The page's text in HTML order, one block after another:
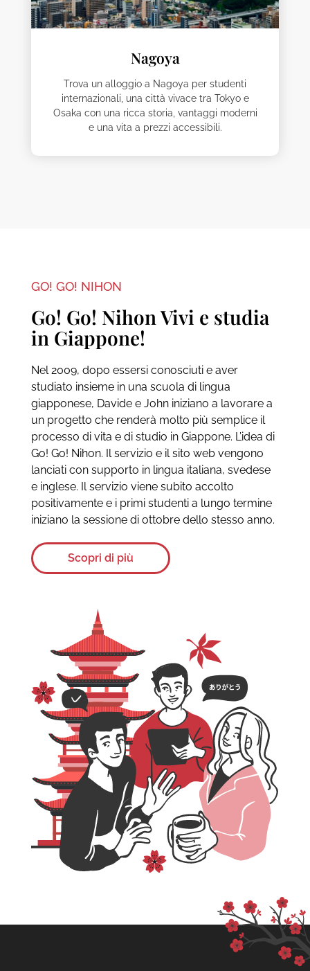
Nagoya
Trova un alloggio a Nagoya per studenti
internazionali, una città vivace tra Tokyo e
Osaka con una ricca storia, vantaggi moderni
e una vita a prezzi accessibili.
GO! GO! NIHON
Go! Go! Nihon Vivi e studia
in Giappone!
Nel 2009, dopo essersi conosciuti e aver
studiato insieme in una scuola di lingua
giapponese, Davide e John iniziano a lavorare a
un progetto che renderà molto più semplice il
processo di vita e di studio in Giappone. L’idea di
Go! Go! Nihon. Il servizio e il sito web vengono
lanciati con supporto in lingua italiana, svedese
e inglese. Il servizio viene subito accolto
positivamente e i primi studenti a lungo termine
iniziano la sessione di ottobre dello stesso anno.
Scopri di più